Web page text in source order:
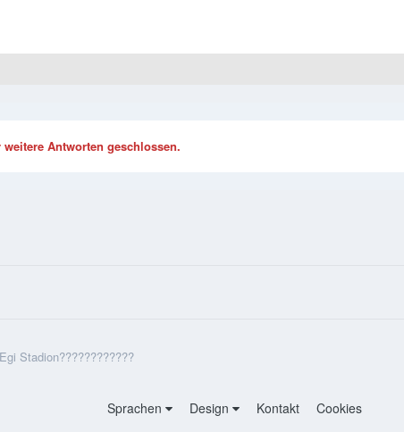
Antworten geschlossen.
Stadion????????????
Sprachen Design Kontakt Cookies